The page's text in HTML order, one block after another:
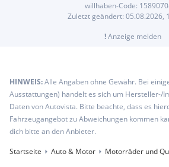
willhaben-Code:
Zuletzt geändert: 05.08.2026,
!Anzeige melden
HINWEIS:Alle Angaben ohne Gewähr. Bei
Ausstattungen) handelt es sich um Hersteller-/
Daten von Autovista. Bitte beachte, dass es
Fahrzeugangebot zu Abweichungen kommen
dich bitte an den Anbieter.
Startseite
Auto & Motor Motorräder und